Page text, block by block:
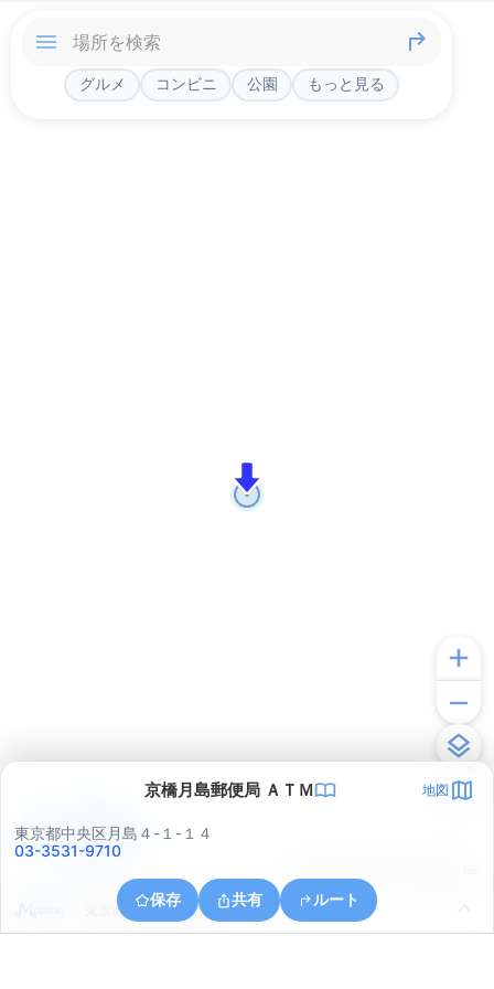
グルメ コンビニ 公園 もっと見る
京橋月島郵便局 ＡＴＭ 地図
東京都中央区月島４-１-１４
03-3531-9710
保存 共有 ルート
東京都江東区越中島２丁目１
アプリで見る